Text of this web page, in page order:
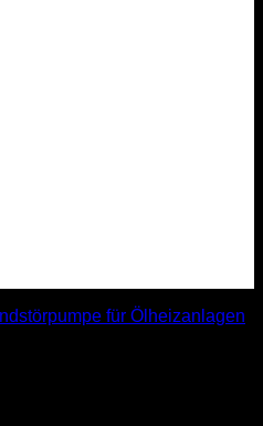
für Ölheizanlagen